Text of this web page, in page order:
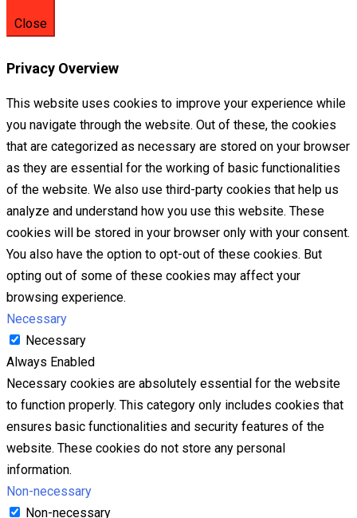
Close
Privacy Overview
This website uses cookies to improve your experience while
you navigate through the website. Out of these, the cookies
that are categorized as necessary are stored on your browser
as they are essential for the working of basic functionalities
of the website. We also use third-party cookies that help us
analyze and understand how you use this website. These
cookies will be stored in your browser only with your consent.
You also have the option to opt-out of these cookies. But
opting out of some of these cookies may affect your
browsing experience.
Necessary
Necessary
Always Enabled
Necessary cookies are absolutely essential for the website
to function properly. This category only includes cookies that
ensures basic functionalities and security features of the
website. These cookies do not store any personal
information.
Non-necessary
Non-necessary